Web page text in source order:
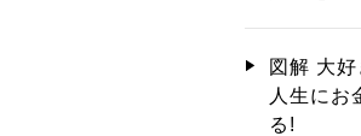
図解 大
人生にお
る!